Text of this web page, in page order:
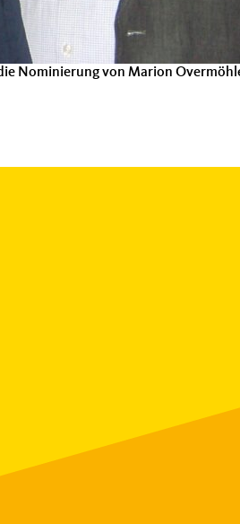
Nominierung von Marion